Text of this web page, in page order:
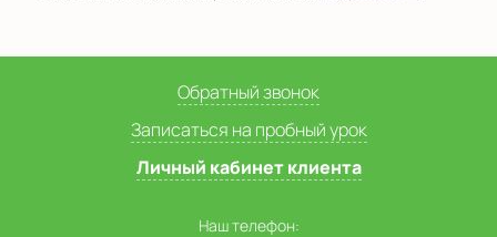
Обратный звонок
Записаться на пробный урок
Личный кабинет клиента
Наш телефон: